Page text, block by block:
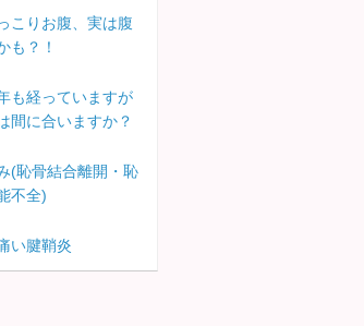
こりお腹、実は腹
も？！
も経っていますが
間に合いますか？
(恥骨結合離開・恥
不全)
い腱鞘炎